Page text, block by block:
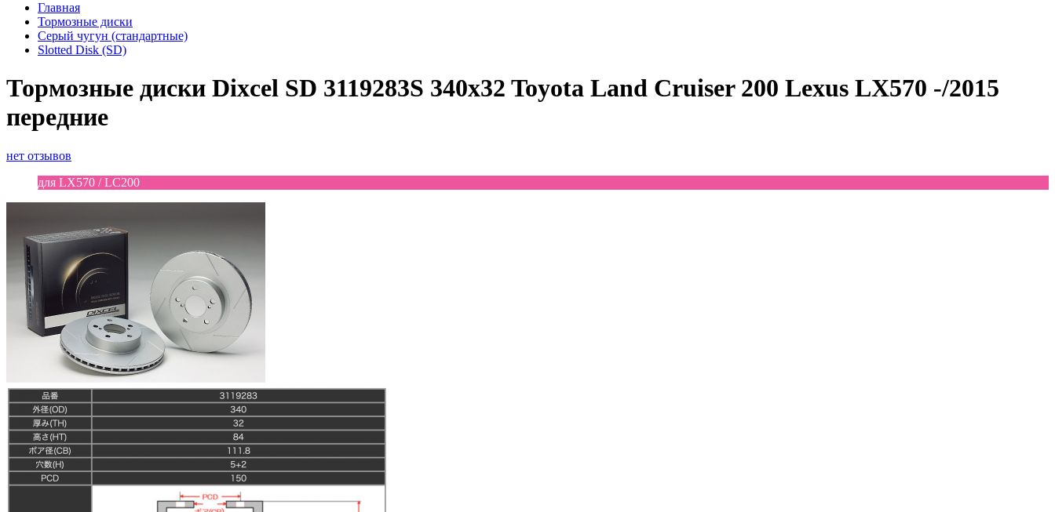
Главная
Тормозные диски
Серый чугун (стандартные)
Slotted Disk (SD)
Тормозные диски Dixcel SD 3119283S 340x32 Toyota Land Cruiser 200 Lexus LX570 -/2015
передние
нет отзывов
для LX570 / LC200